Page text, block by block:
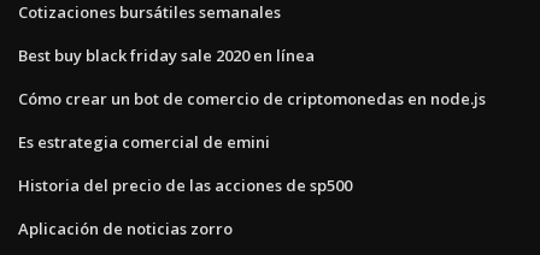
Cotizaciones bursátiles semanales
Best buy black friday sale 2020 en línea
Cómo crear un bot de comercio de criptomonedas en node.js
Es estrategia comercial de emini
Historia del precio de las acciones de sp500
Aplicación de noticias zorro